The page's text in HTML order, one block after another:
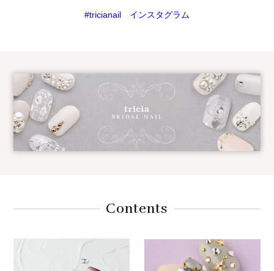
#tricianail インスタグラム
Contents